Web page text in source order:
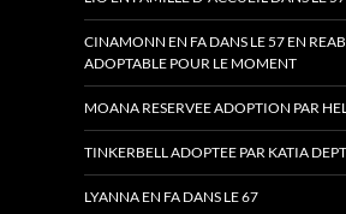
CINAMONN EN FA DANS LE 57 EN
ADOPTABLE POUR LE MOMENT
MOANA RESERVEE ADOPTION PAR
TINKERBELL ADOPTEE PAR KATIA
LYANNA EN FA DANS LE 67